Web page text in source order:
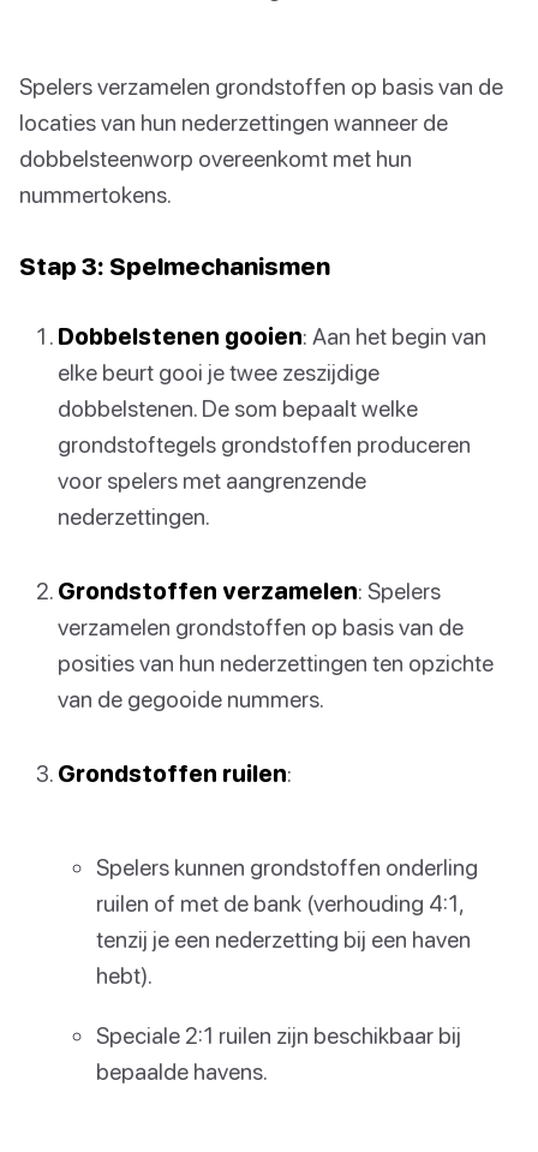
Spelers verzamelen grondstoffen op basis van de
locaties van hun nederzettingen wanneer de
dobbelsteenworp overeenkomt met hun
nummertokens.
Stap 3: Spelmechanismen
Dobbelstenen gooien: Aan het begin van
elke beurt gooi je twee zeszijdige
dobbelstenen. De som bepaalt welke
grondstoftegels grondstoffen produceren
voor spelers met aangrenzende
nederzettingen.
Grondstoffen verzamelen: Spelers
verzamelen grondstoffen op basis van de
posities van hun nederzettingen ten opzichte
van de gegooide nummers.
Grondstoffen ruilen:
Spelers kunnen grondstoffen onderling
ruilen of met de bank (verhouding 4:1,
tenzij je een nederzetting bij een haven
hebt).
Speciale 2:1 ruilen zijn beschikbaar bij
bepaalde havens.